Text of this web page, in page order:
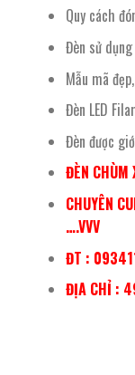
Quy cách
Đèn sử
Mẫu mã
Đèn LED
Đèn được
ĐÈN CHÙM
CHUYÊN
….VVV
ĐT :
ĐỊA CHỈ :